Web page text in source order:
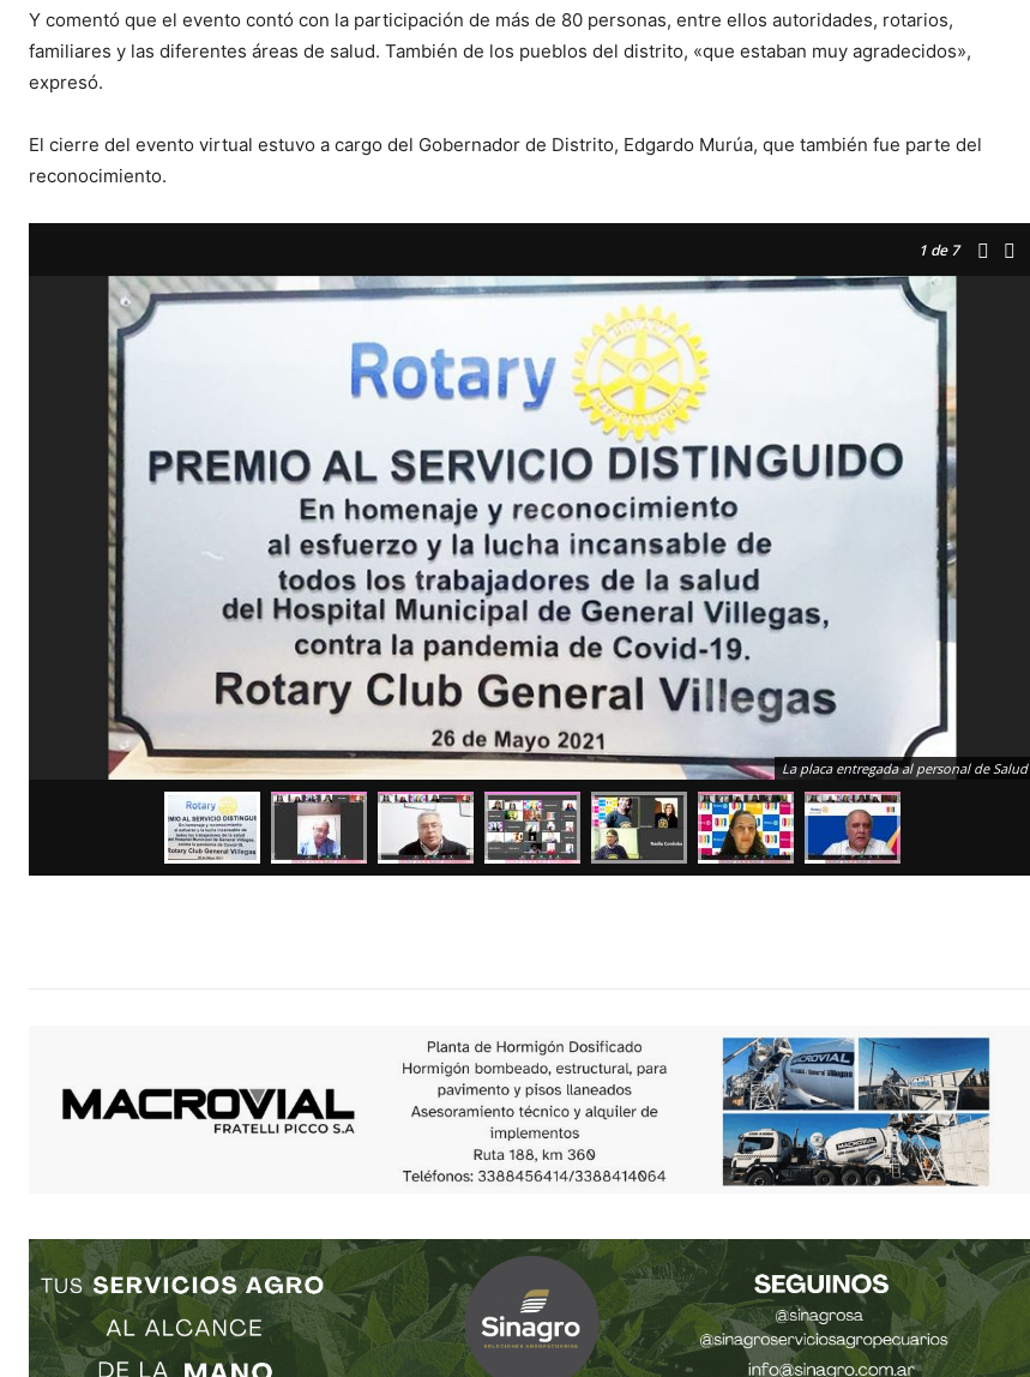
Y comentó que el evento contó con la participación de más de 80 personas, entre ellos autoridades, rotarios,
familiares y las diferentes áreas de salud. También de los pueblos del distrito, «que estaban muy agradecidos»,
expresó.
El cierre del evento virtual estuvo a cargo del Gobernador de Distrito, Edgardo Murúa, que también fue parte del
reconocimiento.
1 de 7
La placa entregada al personal de Salud